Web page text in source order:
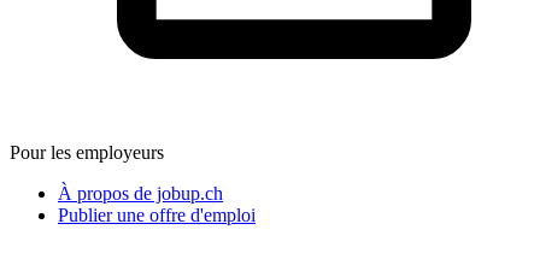
Pour les employeurs
À propos de jobup.ch
Publier une offre d'emploi